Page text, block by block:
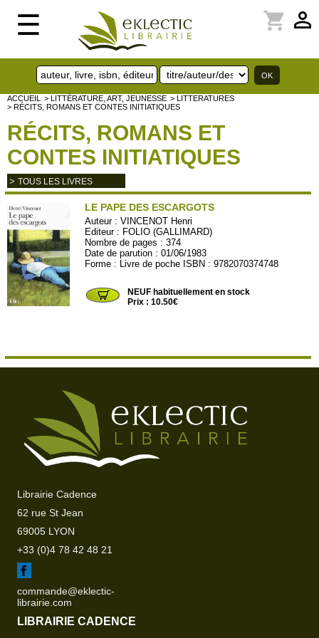
☰ perm_identity
shopping_cart
ACCUEIL > LITTÉRATURE, ART, JEUNESSE > LITTERATURES
> RÉCITS, ROMANS ET CONTES INITIATIQUES
RÉCITS, ROMANS ET
CONTES INITIATIQUES
> TOUS LES LIVRES
LE PAPE DES ESCARGOTS
Auteur :VINCENOT Henri
Editeur : FOLIO (GALLIMARD)
Nombre de pages : 374
Date de parution : 01/06/1983
Forme : Livre de poche ISBN : 9782070374748
NEUF habituellement en stock
Prix : 10.50€
Librairie Cadence
62 rue St Jean
69005 LYON
+33 (0)4 78 42 48 21
commande@eklectic-
librairie.com
LIBRAIRIE CADENCE